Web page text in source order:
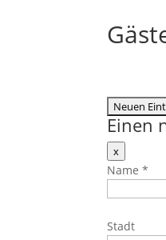
Einen
xDieses
Formular
Name*
Stadt